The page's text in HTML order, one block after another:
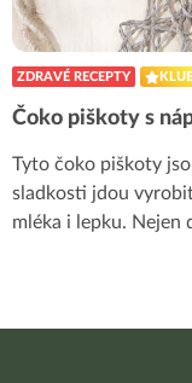
ZDRAVÉ RECEPTY
Čoko piškoty s
Tyto čoko piškoty
sladkosti jdou
mléka i lepku. Nejen